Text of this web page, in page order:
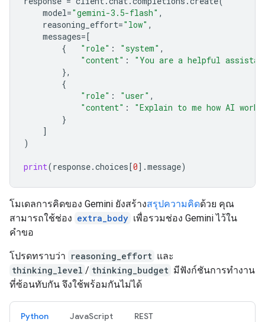
model="gemini-3.5-flash" ,
reasoning_effort="low" ,
messages=[
{
"role" : "system" ,
"content" :
"You are a helpful
},
{
"role" : "user" ,
"content" :
"Explain to me how AI
}
]
)
print(response.choices[0] .message)
โมเดลการคิดของ Gemini ยังสร้างสรุปความคิดด้วย คุณ
สามารถใช้ช่อง extra_body เพื่อรวมช่อง Gemini ไว้ใน
คำขอ
โปรดทราบว่า reasoning_effort และ
thinking_level / thinking_budget มีฟังก์ชันการทำงาน
ที่ซ้อนทับกัน จึงใช้พร้อมกันไม่ได้
Python JavaScript REST